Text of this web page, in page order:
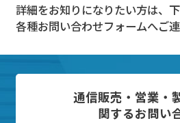
詳細をお知りになりたい方は、
各種お問い合わせフォームへご連
通信販売・営業・
関するお問い